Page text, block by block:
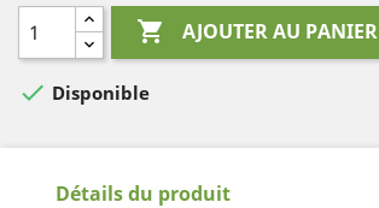
 AJOUTER AU PANIER
 Disponible
Détails du produit